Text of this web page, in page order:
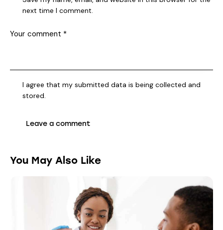
next time I comment.
I agree that my submitted data is being collected and
stored.
You May Also Like